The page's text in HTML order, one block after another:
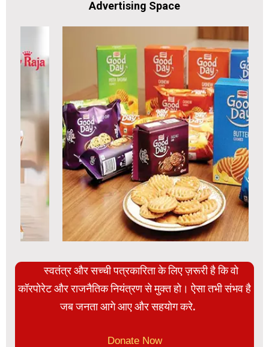
Advertising Space
स्वतंत्र और सच्ची पत्रकारिता के लिए ज़रूरी है कि वो
कॉरपोरेट और राजनैतिक नियंत्रण से मुक्त हो। ऐसा तभी संभव है
जब जनता आगे आए और सहयोग करे.
Donate Now